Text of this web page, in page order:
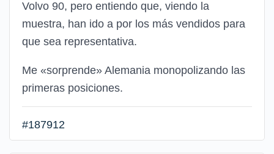
Volvo 90, pero entiendo que, viendo la
muestra, han ido a por los más vendidos para
que sea representativa.
Me «sorprende» Alemania monopolizando las
primeras posiciones.
#187912